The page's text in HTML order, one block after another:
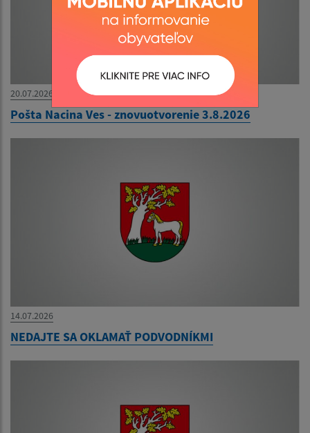
20.07.2026
Pošta Nacina Ves - znovuotvorenie 3.8.2026
14.07.2026
NEDAJTE SA OKLAMAŤ PODVODNÍKMI